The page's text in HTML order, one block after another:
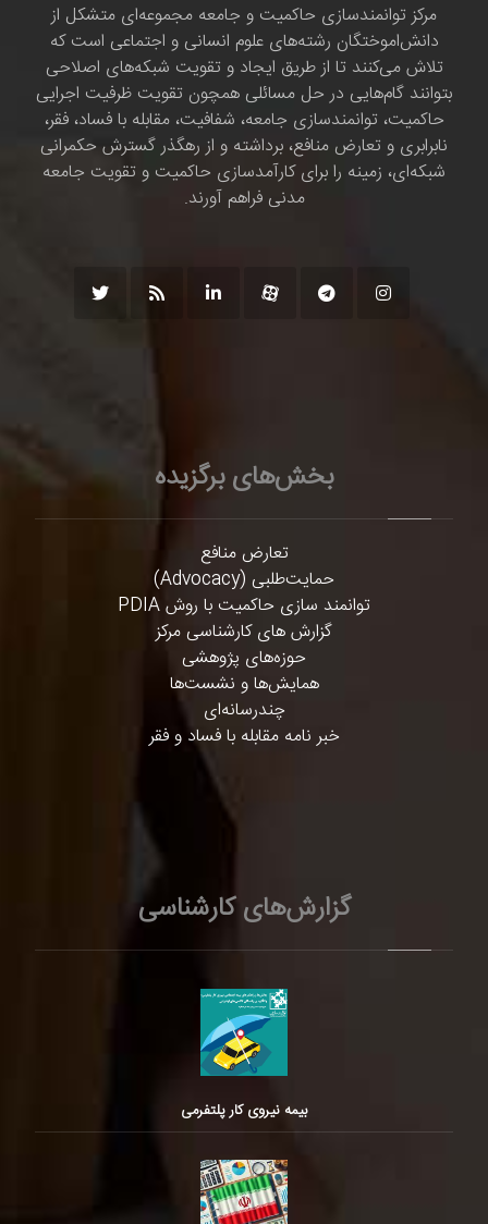
مرکز توانمندسازی حاکمیت و جامعه مجموعه‌ای متشکل از
دانش‌اموختگان رشته‌های علوم انسانی و اجتماعی است که
تلاش می‌کنند تا از طریق ایجاد و تقویت شبکه‌های اصلاحی
بتوانند گام‌هایی در حل مسائلی همچون تقویت ظرفیت اجرایی
حاکمیت، توانمندسازی جامعه، شفافیت، مقابله با فساد، فقر،
نابرابری و تعارض منافع، برداشته و از رهگذر گسترش حکمرانی
شبکه‌ای، زمینه را برای کارآمدسازی حاکمیت و تقویت جامعه
مدنی فراهم آورند.
بخش‌های برگزیده
تعارض منافع
حمایت‌طلبی (Advocacy)
توانمند سازی حاکمیت با روش PDIA
گزارش های کارشناسی مرکز
حوزه‌های پژوهشی
همایش‌ها و نشست‌ها
چندرسانه‌ای
خبر نامه مقابله با فساد و فقر
گزارش‌های کارشناسی
بیمه نیروی کار پلتفرمی